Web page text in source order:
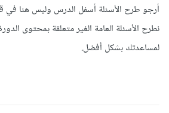
أرجو طرح الأسئلة أسفل الدرس وليس هنا في
نطرح الأسئلة العامة الغير متعلقة بمحتوى
لمساعدتك بشكل أفضل.